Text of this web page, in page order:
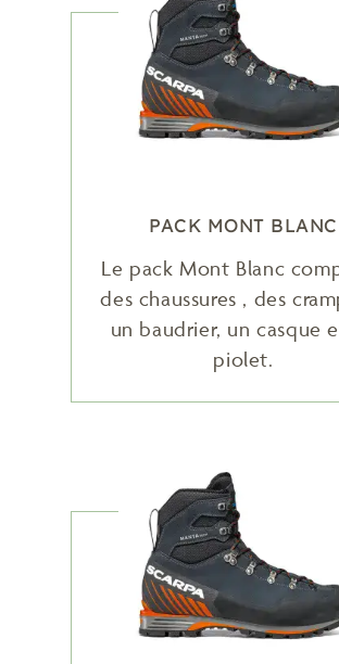
PACK MONT BLANC
Le pack Mont Blanc
des chaussures , des
un baudrier, un casque
piolet.